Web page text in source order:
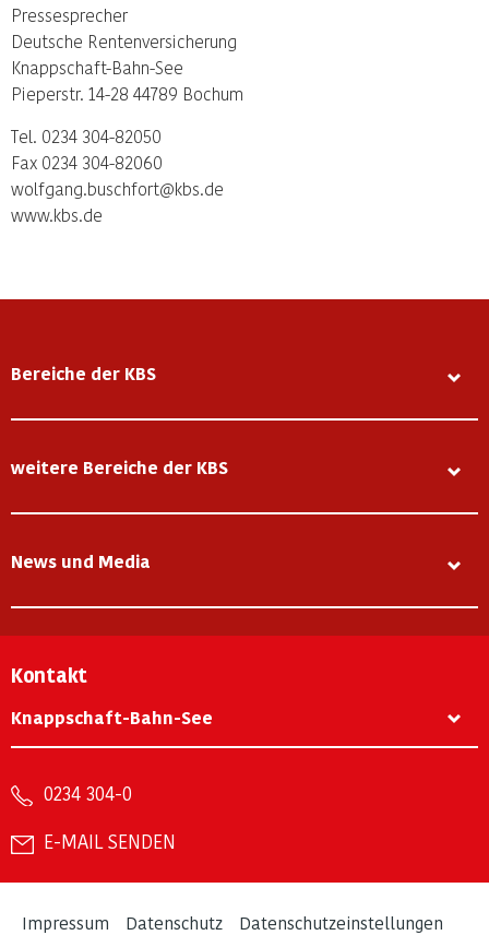
Pressesprecher
Deutsche Rentenversicherung
Knappschaft-Bahn-See
Pieperstr. 14-28 44789 Bochum
Tel. 0234 304-82050
Fax 0234 304-82060
wolfgang.buschfort@kbs.de
www.kbs.de
Bereiche der KBS
weitere Bereiche der KBS
News und Media
Kontakt
Knappschaft-Bahn-See
0234 304-0
E-MAIL SENDEN
Impressum Datenschutz Datenschutzeinstellungen